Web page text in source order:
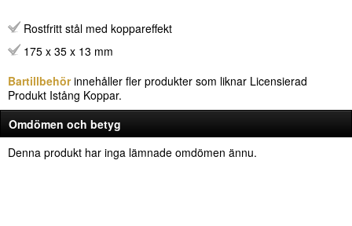
Rostfritt stål med koppareffekt
175 x 35 x 13 mm
Bartillbehörinnehåller fler produkter som liknar Licensierad
Produkt Istång Koppar.
Omdömen och betyg
Denna produkt har inga lämnade omdömen ännu.